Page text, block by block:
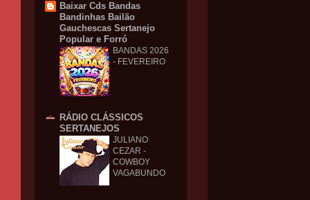
Baixar Cds Bandas
Bandinhas Bailão
Gauchescas Sertanejo
Popular e Forró
BANDAS 2026
- FEVEREIRO
RÁDIO CLÁSSICOS
SERTANEJOS
JULIANO
CEZAR -
COWBOY
VAGABUNDO